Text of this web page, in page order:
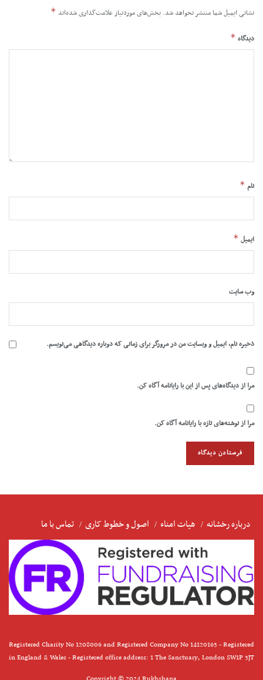
نشانی ایمیل شما منتشر نخواهد شد. بخش‌های موردنیاز علامت‌گذاری شده‌اند *
دیدگاه *
نام *
ایمیل *
وب‌ سایت
ذخیره نام، ایمیل و وبسایت من در مرورگر برای زمانی که دوباره دیدگاهی می‌نویسم.
مرا از دیدگاه‌های پس از این با رایانامه آگاه کن.
مرا از نوشته‌های تازه با رایانامه آگاه کن.
درباره رخشانه هیات امناء اصول و خطوط کاری تماس با ما
Registered Charity No 1208006 and Registered Company No 14120163 - Registered
in England & Wales - Registered office address: 1 The Sanctuary, London SW1P 3JT